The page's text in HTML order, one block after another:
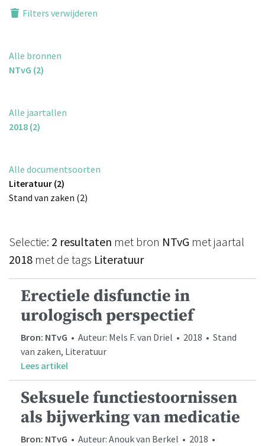
Filters verwijderen
Alle bronnen
NTvG (2)
Alle jaartallen
2018 (2)
Alle documentsoorten
Literatuur (2)
Stand van zaken (2)
Selectie: 2 resultaten met bron NTvG met jaartal
2018 met de tags Literatuur
Erectiele disfunctie in
urologisch perspectief
Bron: NTvG • Auteur: Mels F. van Driel • 2018 • Stand
van zaken, Literatuur
Lees artikel
Seksuele functiestoornissen
als bijwerking van medicatie
Bron: NTvG • Auteur: Anouk van Berkel • 2018 •